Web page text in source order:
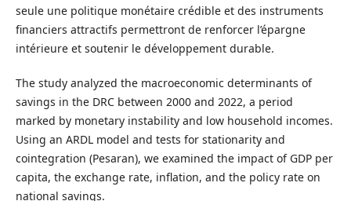
seule une politique monétaire crédible et des instruments
financiers attractifs permettront de renforcer l’épargne
intérieure et soutenir le développement durable.
The study analyzed the macroeconomic determinants of
savings in the DRC between 2000 and 2022, a period
marked by monetary instability and low household incomes.
Using an ARDL model and tests for stationarity and
cointegration (Pesaran), we examined the impact of GDP per
capita, the exchange rate, inflation, and the policy rate on
national savings.